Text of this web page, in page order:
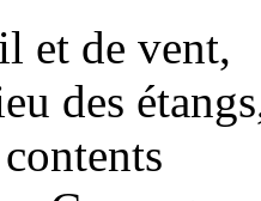
et de vent,
des